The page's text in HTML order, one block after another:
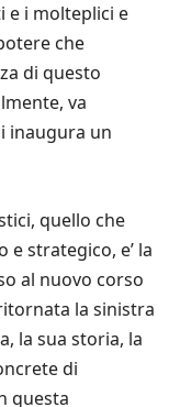
e i molteplici e
che
di questo
va
inaugura un
quello che
strategico, e’ la
al nuovo corso
la sinistra
la sua storia, la
di
questa